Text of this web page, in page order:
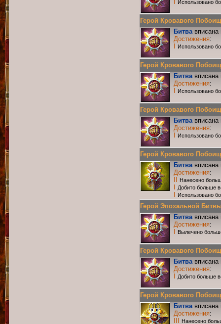
Использовано
Герой Кровавого
Битвавписана
Достижения:
Использовано
Герой Кровавого
Битвавписана
Достижения:
Использовано
Герой Кровавого
Битвавписана
Достижения:
Использовано
Герой Кровавого
Битвавписана
Достижения:
Нанесено
Добито больше
Использовано
Герой Эпохальной
Битвавписана
Достижения:
Вылечено
Герой Кровавого
Битвавписана
Достижения:
Добито больше
Герой Кровавого
Битвавписана
Достижения:
Нанесено